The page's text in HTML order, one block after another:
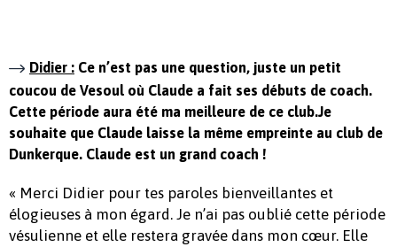
Didier : Ce n’est pas une question, juste un petit
coucou de Vesoul où Claude a fait ses débuts de coach.
Cette période aura été ma meilleure de ce club.Je
souhaite que Claude laisse la même empreinte au club de
Dunkerque. Claude est un grand coach !
« Merci Didier pour tes paroles bienveillantes et
élogieuses à mon égard. Je n’ai pas oublié cette période
vésulienne et elle restera gravée dans mon cœur. Elle